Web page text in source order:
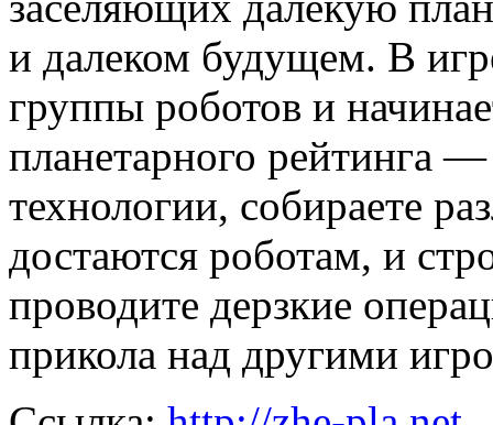
и далеком будущем. В
группы роботов и
планетарного рейтинга
технологии, собираете
достаются роботам, и
проводите дерзкие
прикола над другими